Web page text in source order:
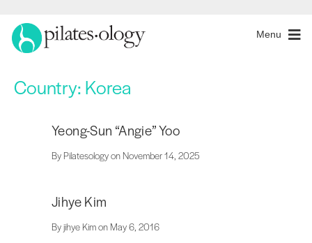
Menu
Country:Korea
Yeong-Sun “Angie” Yoo
By Pilatesology on November 14, 2025
Jihye Kim
By jihye Kim on May 6, 2016